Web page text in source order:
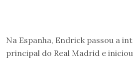
Na Espanha, Endrick passou a
principal do Real Madrid e